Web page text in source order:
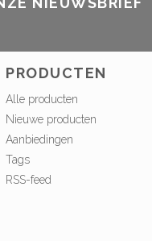
PRODUCTEN
Alle producten
Nieuwe producten
Aanbiedingen
Tags
RSS-feed